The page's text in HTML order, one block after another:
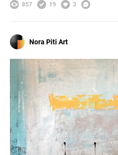
857 19 3
Nora Piti Art